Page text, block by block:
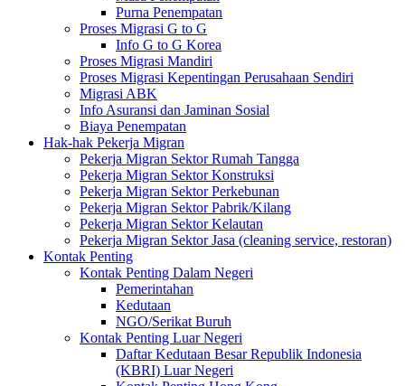
Purna Penempatan
Proses Migrasi G to G
Info G to G Korea
Proses Migrasi Mandiri
Proses Migrasi Kepentingan Perusahaan Sendiri
Migrasi ABK
Info Asuransi dan Jaminan Sosial
Biaya Penempatan
Hak-hak Pekerja Migran
Pekerja Migran Sektor Rumah Tangga
Pekerja Migran Sektor Konstruksi
Pekerja Migran Sektor Perkebunan
Pekerja Migran Sektor Pabrik/Kilang
Pekerja Migran Sektor Kelautan
Pekerja Migran Sektor Jasa (cleaning service, restoran)
Kontak Penting
Kontak Penting Dalam Negeri
Pemerintahan
Kedutaan
NGO/Serikat Buruh
Kontak Penting Luar Negeri
Daftar Kedutaan Besar Republik Indonesia
(KBRI) Luar Negeri